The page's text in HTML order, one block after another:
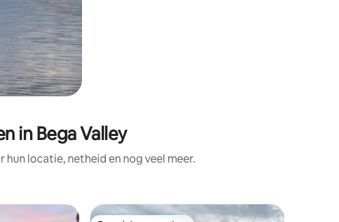
in Bega Valley
locatie, netheid en nog veel meer.